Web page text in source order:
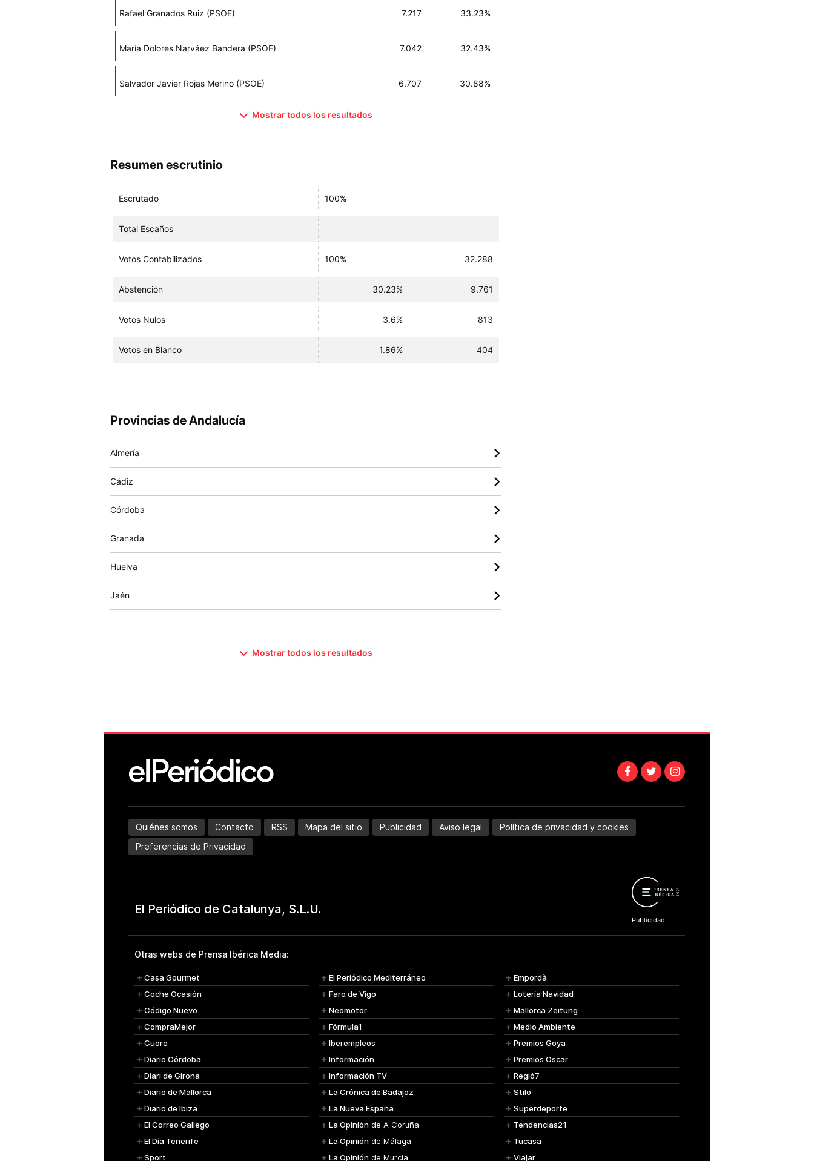
Rafael Granados Ruiz (PSOE) 7.217 33.23%
María Dolores Narváez Bandera (PSOE) 7.042 32.43%
Salvador Javier Rojas Merino (PSOE) 6.707 30.88%
Mostrar todos los resultados
Resumen escrutinio
Escrutado 100%
Total Escaños
Votos Contabilizados 100% 32.288
Abstención 30.23% 9.761
Votos Nulos 3.6% 813
Votos en Blanco 1.86% 404
Provincias de Andalucía
Almería
Cádiz
Córdoba
Granada
Huelva
Jaén
Mostrar todos los resultados
Quiénes somos Contacto RSS Mapa del sitio Publicidad Aviso legal
Política de privacidad y cookies
Preferencias de Privacidad
Otras webs de Prensa Ibérica Media:
Casa Gourmet
Coche Ocasión
Código Nuevo
CompraMejor
Cuore
Diario Córdoba
Diari de Girona
Diario de Mallorca
Diario de Ibiza
El Correo Gallego
El Día Tenerife
Sport
El Periódico Mediterráneo
Faro de Vigo
Neomotor
Fórmula1
Iberempleos
Información
Información TV
La Crónica de Badajoz
La Nueva España
La Opinión de A Coruña
La Opinión de Málaga
La Opinión de Murcia
Empordà
Lotería Navidad
Mallorca Zeitung
Medio Ambiente
Premios Goya
Premios Oscar
Regió7
Stilo
Superdeporte
Tendencias21
Tucasa
Viajar